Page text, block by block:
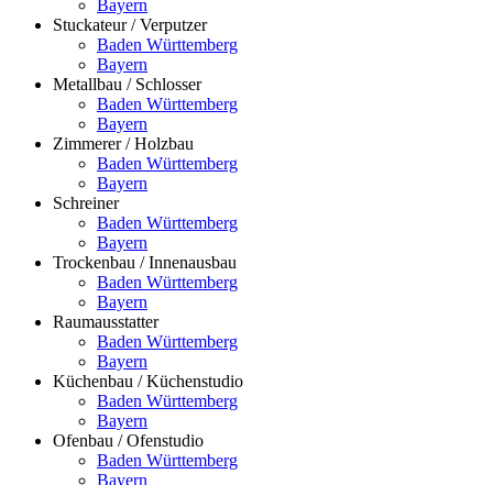
Bayern
Stuckateur / Verputzer
Baden Württemberg
Bayern
Metallbau / Schlosser
Baden Württemberg
Bayern
Zimmerer / Holzbau
Baden Württemberg
Bayern
Schreiner
Baden Württemberg
Bayern
Trockenbau / Innenausbau
Baden Württemberg
Bayern
Raumausstatter
Baden Württemberg
Bayern
Küchenbau / Küchenstudio
Baden Württemberg
Bayern
Ofenbau / Ofenstudio
Baden Württemberg
Bayern